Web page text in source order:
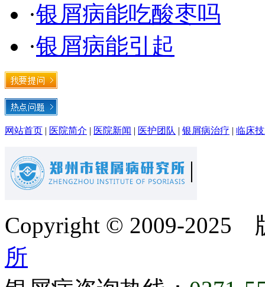
·银屑病能吃酸枣吗
·银屑病能引起
网站首页 | 医院简介 | 医院新闻 | 医护团队 | 银屑病治疗 | 临床
Copyright © 2009-2025
所